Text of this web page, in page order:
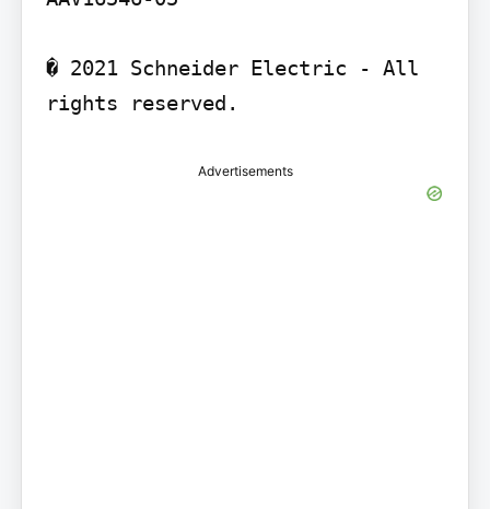
� 2021 Schneider Electric - All
rights reserved.
Advertisements